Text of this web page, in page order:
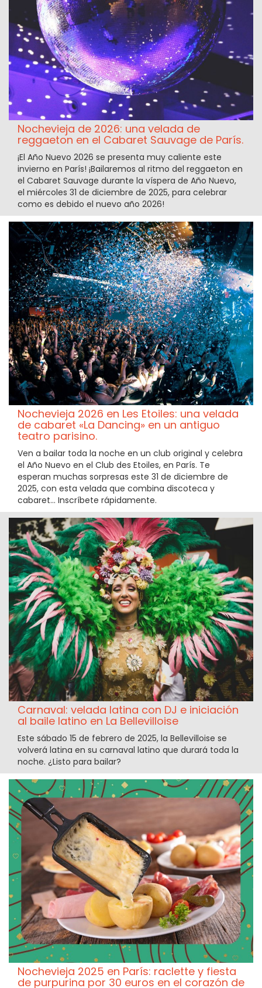
Nochevieja de 2026: una velada de
reggaeton en el Cabaret Sauvage de París.
¡El Año Nuevo 2026 se presenta muy caliente este
invierno en París! ¡Bailaremos al ritmo del reggaeton en
el Cabaret Sauvage durante la víspera de Año Nuevo,
el miércoles 31 de diciembre de 2025, para celebrar
como es debido el nuevo año 2026!
Nochevieja 2026 en Les Etoiles: una velada
de cabaret «La Dancing» en un antiguo
teatro parisino.
Ven a bailar toda la noche en un club original y celebra
el Año Nuevo en el Club des Etoiles, en París. Te
esperan muchas sorpresas este 31 de diciembre de
2025, con esta velada que combina discoteca y
cabaret... Inscríbete rápidamente.
Carnaval: velada latina con DJ e iniciación
al baile latino en La Bellevilloise
Este sábado 15 de febrero de 2025, la Bellevilloise se
volverá latina en su carnaval latino que durará toda la
noche. ¿Listo para bailar?
Nochevieja 2025 en París: raclette y fiesta
de purpurina por 30 euros en el corazón de